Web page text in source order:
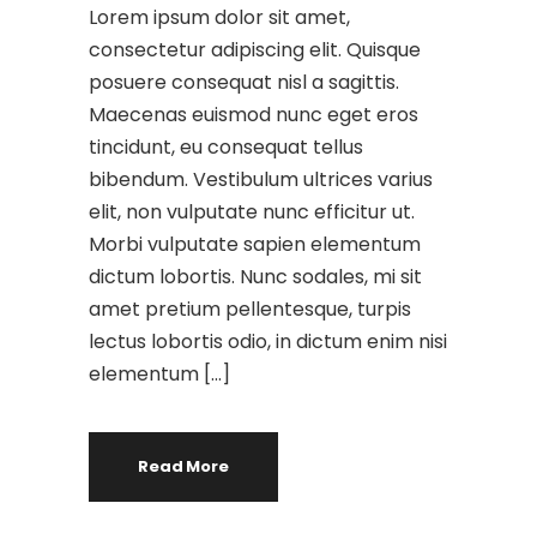
Lorem ipsum dolor sit amet,
consectetur adipiscing elit. Quisque
posuere consequat nisl a sagittis.
Maecenas euismod nunc eget eros
tincidunt, eu consequat tellus
bibendum. Vestibulum ultrices varius
elit, non vulputate nunc efficitur ut.
Morbi vulputate sapien elementum
dictum lobortis. Nunc sodales, mi sit
amet pretium pellentesque, turpis
lectus lobortis odio, in dictum enim nisi
elementum […]
Read More